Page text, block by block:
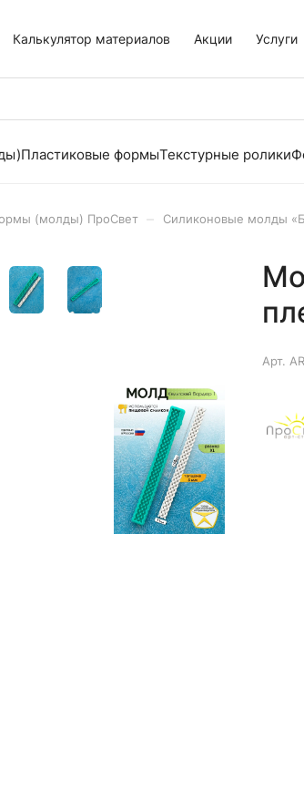
Калькулятор материалов Акции Услуги
Пластиковые формыТекстурные ролики
(молды) ПроСвет Силиконовые молды
Арт.